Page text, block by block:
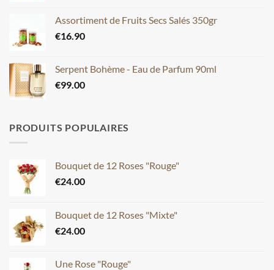
Assortiment de Fruits Secs Salés 350gr
€16.90
Serpent Bohème - Eau de Parfum 90ml
€99.00
PRODUITS POPULAIRES
Bouquet de 12 Roses "Rouge"
€24.00
Bouquet de 12 Roses "Mixte"
€24.00
Une Rose "Rouge"